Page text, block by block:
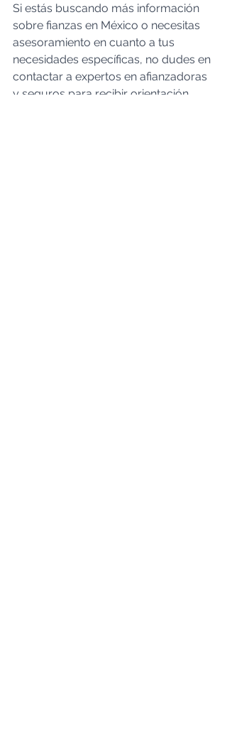
Si estás buscando más información
sobre fianzas en México o necesitas
asesoramiento en cuanto a tus
necesidades específicas, no dudes en
contactar a expertos en afianzadoras
y seguros para recibir orientación